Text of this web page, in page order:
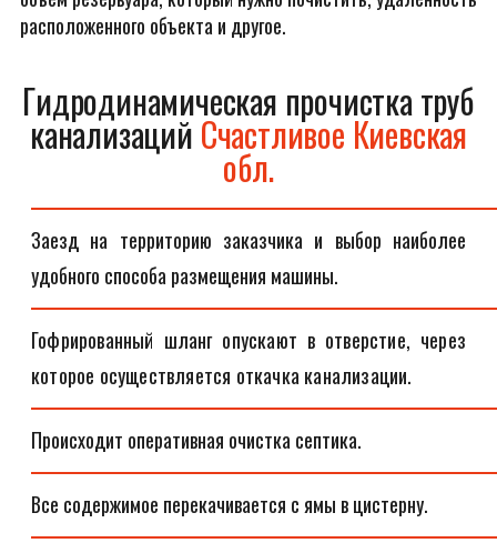
расположенного объекта и другое.
Гидродинамическая прочистка труб
канализаций Счастливое Киевская
обл.
Заезд на территорию заказчика и выбор наиболее
удобного способа размещения машины.
Гофрированный шланг опускают в отверстие, через
которое осуществляется откачка канализации.
Происходит оперативная очистка септика.
Все содержимое перекачивается с ямы в цистерну.